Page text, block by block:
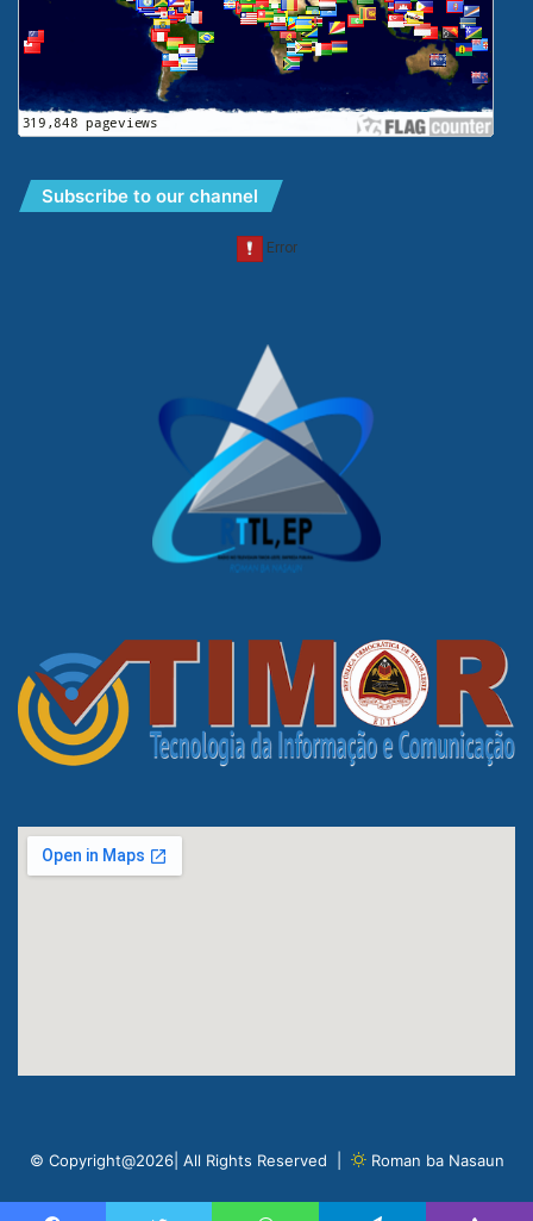
Subscribe to our channel
© Copyright@2026| All Rights Reserved | Roman ba Nasaun